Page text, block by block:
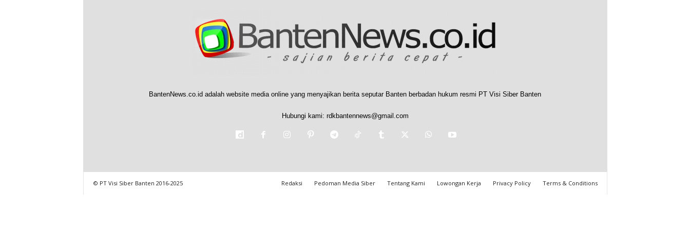
BantenNews.co.id adalah website media online yang menyajikan berita seputar Banten berbadan hukum resmi PT Visi Siber Banten
Hubungi kami: rdkbantennews@gmail.com
Redaksi Pedoman Media Siber Tentang Kami Lowongan Kerja Privacy Policy Terms & Conditions
© PT Visi Siber Banten 2016-2025